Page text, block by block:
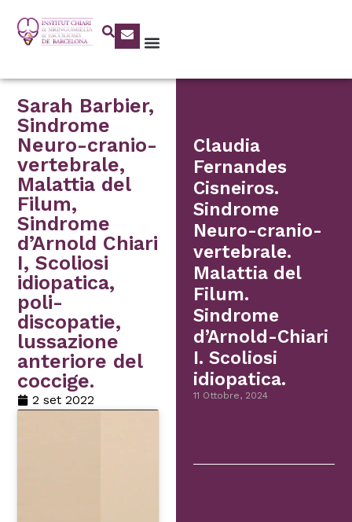
Sarah Barbier,
Sindrome
Neuro-cranio-
vertebrale,
Malattia del
Filum,
Sindrome
d’Arnold Chiari
I, Scoliosi
idiopatica,
poli-
discopatie,
lussazione
anteriore del
coccige.
2 set 2022
Claudia
Fernandes
Cisneiros.
Sindrome
Neuro-cranio-
vertebrale.
Malattia del
Filum.
Sindrome
d’Arnold-Chiari
I. Scoliosi
idiopatica.
11 Ottobre, 2024